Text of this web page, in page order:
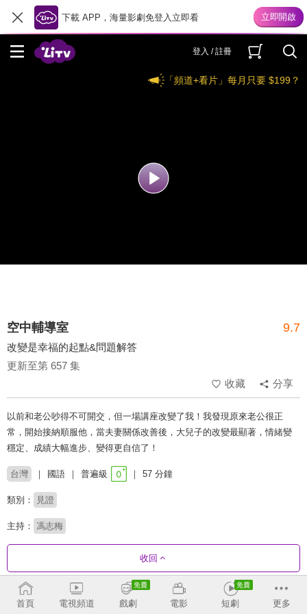
下載 APP，海量影劇免登入立即看
登入 / 註冊
「頻道+看片」每月只要 $199？
空中輔導室 9.7
改變是幸福的起點&問題解答
更新至第 657 集
收藏
分享
以前和老公吵得不可開交，但一場講座改變了我！我發現原來老公很正
常，開始接納順服他，當夫妻關係改善後，大兒子的改變最顯著，情緒變
穩定、成績大幅進步、變得更自信了！
台灣 國語 普遍級 57 分鐘
類別： 見證
主持： 馮志梅
收回
劇集列表 收合
首頁 電視頻道 戲劇 電影 短劇 更多